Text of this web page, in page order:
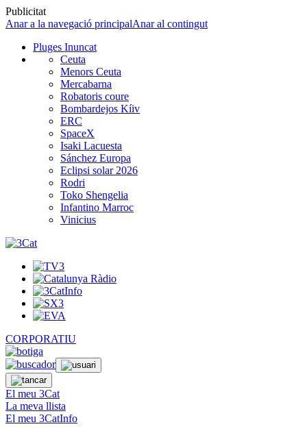
Publicitat
Anar a la navegació principalAnar al contingut
Pluges Inuncat
Ceuta
Menors Ceuta
Mercabarna
Robatoris coure
Bombardejos Kíiv
ERC
SpaceX
Isaki Lacuesta
Sánchez Europa
Eclipsi solar 2026
Rodri
Toko Shengelia
Infantino Marroc
Vinicius
CORPORATIU
El meu 3Cat
La meva llista
El meu 3CatInfo